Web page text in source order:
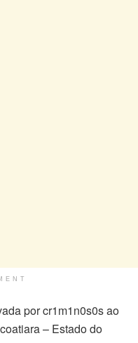
por cr1m1n0s0s ao
– Estado do